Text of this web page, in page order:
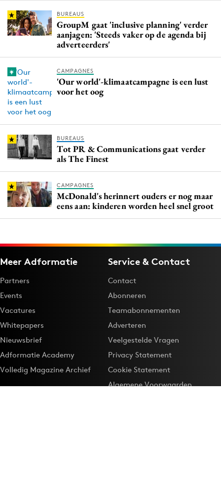
BUREAUS
GroupM gaat 'inclusive planning' verder
aanjagen: 'Steeds vaker op de agenda bij
adverteerders'
CAMPAGNES
'Our world'-klimaatcampagne is een lust
voor het oog
BUREAUS
Tot PR & Communications gaat verder
als The Finest
CAMPAGNES
McDonald's herinnert ouders er nog maar
eens aan: kinderen worden heel snel groot
Meer Adformatie
Partners
Events
Vacatures
Whitepapers
Nieuwsbrief
Adformatie Academy
Volledig Magazine Archief
Service & Contact
Contact
Abonneren
Teamabonnementen
Adverteren
Veelgestelde Vragen
Privacy Statement
Cookie Statement
Algemene Voorwaarden